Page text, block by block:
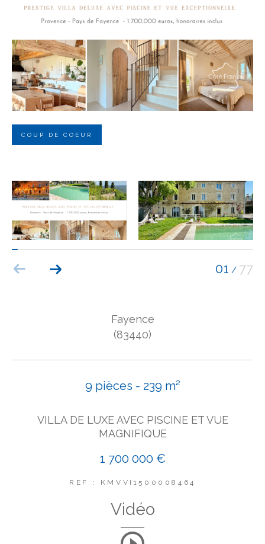
COUP DE COEUR
01 / 77
Fayence
(83440)
9 pièces - 239 m²
VILLA DE LUXE AVEC PISCINE ET VUE
MAGNIFIQUE
1 700 000 €
REF : KMVVI1500008464
Vidéo
Budget
Surface
Surface
Pièces
Référence
AFFINER LES CRITÈRES
TERRASSE PARKING PISCINE